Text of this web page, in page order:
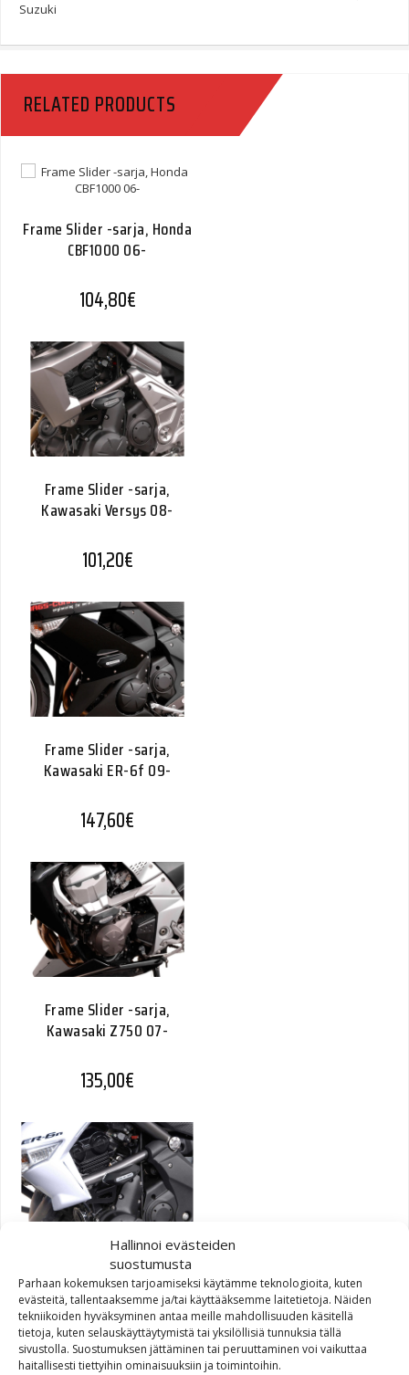
Hallinnoi evästeiden
suostumusta
Parhaan kokemuksen tarjoamiseksi käytämme teknologioita, kuten
evästeitä, tallentaaksemme ja/tai käyttääksemme laitetietoja. Näiden
tekniikoiden hyväksyminen antaa meille mahdollisuuden käsitellä
tietoja, kuten selauskäyttäytymistä tai yksilöllisiä tunnuksia tällä
sivustolla. Suostumuksen jättäminen tai peruuttaminen voi vaikuttaa
haitallisesti tiettyihin ominaisuuksiin ja toimintoihin.
Suzuki
RELATED PRODUCTS
Frame Slider -sarja, Honda
CBF1000 06-
104,80€
Frame Slider -sarja,
Kawasaki Versys 08-
101,20€
Frame Slider -sarja,
Kawasaki ER-6f 09-
147,60€
Frame Slider -sarja,
Kawasaki Z750 07-
135,00€
Frame Slider -sarja,
Kawasaki ER-6f/ER-6n 09-
126,60€